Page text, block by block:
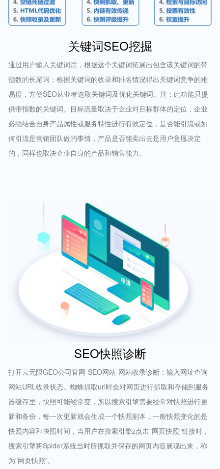
关键词SEO挖掘
通过用户输入关键词后，根据这个关键词拓展出包含该关键词的带
指数的长尾词；根据关键词的收录和排名情况得出关键词竞争的难
易度，方便SEO从业者选取关键词及优化关键词。注：此功能只提
供带指数的关键词。目标流量取决于企业对目标群体的定位，企业
必须结合自身产品属性或服务特性进行有效定位，是否能引流或如
何引流是营销团队做的事情，产品是否能卖出去是用户意愿决定
的，同样也取决企业自身的产品和销售能力。
SEO快照诊断
打开云无限GEO公司官网-SEO网站-网站收录诊断：输入网址查询
网站URL收录状态。蜘蛛抓取url时会对网页进行抓取和存储到服务
器缓存里，快照可能经常变，所以搜索引擎需要经常对快照进行更
新和备份，每一次更新就会生成一个快照副本，一般快照变化的是
快照内容和快照时间，当用户在搜索引擎z点击"网页快照"链接时，
搜索引擎将Spider系统当时所抓取并保存的网页内容展现出来，称
为"网页快照"。